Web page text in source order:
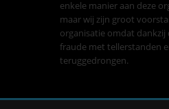
enkele manier aan deze
maar wij zijn groot
organisatie omdat dankzij
fraude met tellerstanden
teruggedrongen.